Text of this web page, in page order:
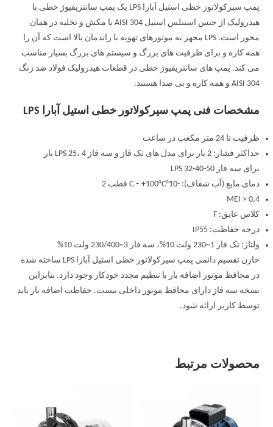
پمپ سیرکولاتور خطی استیل آبارا LPS یک پمپ سانتریفیوژ خطی با
هیدرولیک از جنس استنلس استیل AISI 304 با مکش و تخلیه در همان
محور است. LPS مجهز به موتورهای تهویه با راندمان بالا است که آن را
همه کاره و برای ظرفیت های بزرگ و سیستم های بزرگ بسیار مناسب
می کند. پمپ های سانتریفیوژ خطی در قطعات هیدرولیک فولاد ضد زنگ
AISI 304 و همه کاره و بی صدا هستند.
مشخصات فنی پمپ سیرکولاتور خطی استیل آبارا LPS
ظرفیت تا 24 متر مکعب در ساعت
حداکثر فشار: 2 بار برای مدل های تک فاز و سه فاز LPS 25، 4 بار
برای سه فاز LPS 32-40-50
دمای مایع (آب شفاف): -10°C – +100°C قطب 2
MEI > 0,4
کلاس عایق: F
درجه حفاظت: IP55
ولتاژ: تک فاز 1~230 ولت 10%، سه فاز 3~230/400 ولت 10%
خازن تقسیم دائمی پمپ سیرکولاتور خطی استیل آبارا LPS ساخته شده
در محافظ موتور اضافه بار با تنظیم مجدد خودکار وجود دارد. بنابراین
نسخه سه فاز دارای محافظ موتور داخلی نیست. حفاظت اضافه بار باید
توسط کاربر ارائه شود.
محصولات مرتبط